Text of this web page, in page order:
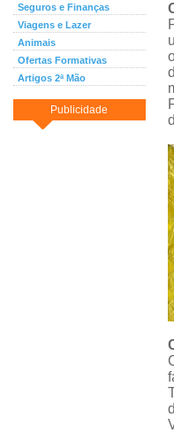
Seguros e Finanças
Viagens e Lazer
Animais
Ofertas Formativas
Artigos 2ª Mão
Publicidade